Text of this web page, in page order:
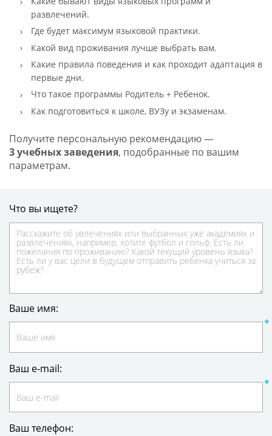
развлечений.
Где будет максимум языковой практики.
Какой вид проживания лучше выбрать вам.
Какие правила поведения и как проходит адаптация в
первые дни.
Что такое программы Родитель + Ребенок.
Как подготовиться к школе, ВУЗу и экзаменам.
Получите персональную рекомендацию —
3 учебных заведения, подобранные по вашим
параметрам.
Что вы ищете?
Ваше имя:
Ваш e-mail:
Ваш телефон: